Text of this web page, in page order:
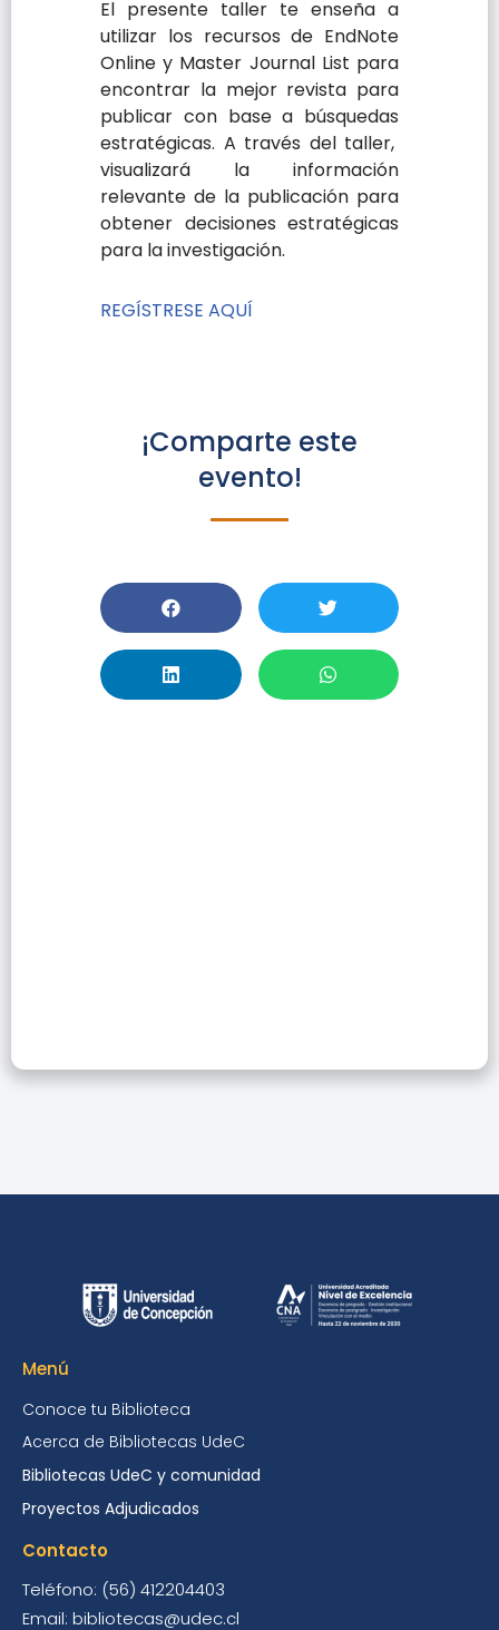
El presente taller te enseña a
utilizar los recursos de EndNote
Online y Master Journal List para
encontrar la mejor revista para
publicar con base a búsquedas
estratégicas. A través del taller,
visualizará la información
relevante de la publicación para
obtener decisiones estratégicas
para la investigación.
REGÍSTRESE AQUÍ
¡Comparte este
evento!
Menú
Conoce tu Biblioteca
Acerca de Bibliotecas UdeC
Bibliotecas UdeC y comunidad
Proyectos Adjudicados
Contacto
Teléfono: (56) 412204403
Email: bibliotecas@udec.cl